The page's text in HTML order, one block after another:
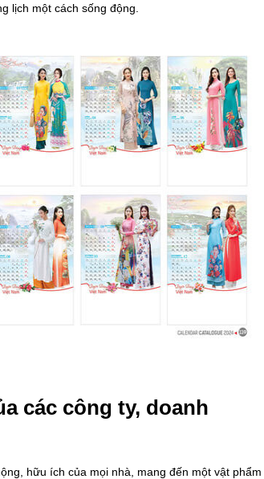
lịch một cách sống động.
các công ty, doanh
hữu ích của mọi nhà, mang đến một vật phẩm